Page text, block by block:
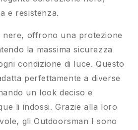
e resistenza.
nere, offrono una protezione
la massima sicurezza
condizione di luce. Questo
perfettamente a diverse
un look deciso e
li indossi. Grazie alla loro
gli Outdoorsman I sono